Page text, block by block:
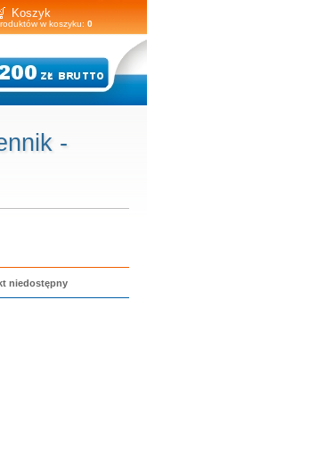
Koszyk
w koszyku: 0
-
niedostępny